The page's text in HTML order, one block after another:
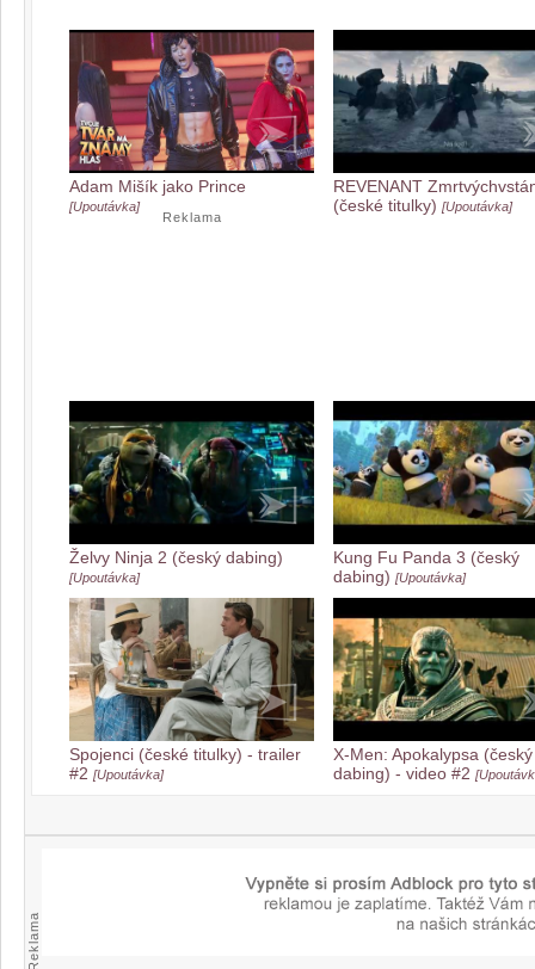
Adam Mišík jako Prince
[Upoutávka]
REVENANT
(české titulky) [Upoutávka]
Reklama
Želvy Ninja 2 (český dabing)
[Upoutávka]
Kung Fu Panda 3 (český
dabing) [Upoutávka]
Spojenci (české titulky) - trailer
#2 [Upoutávka]
X-Men: Apokalypsa (český
dabing) - video #2
Reklama